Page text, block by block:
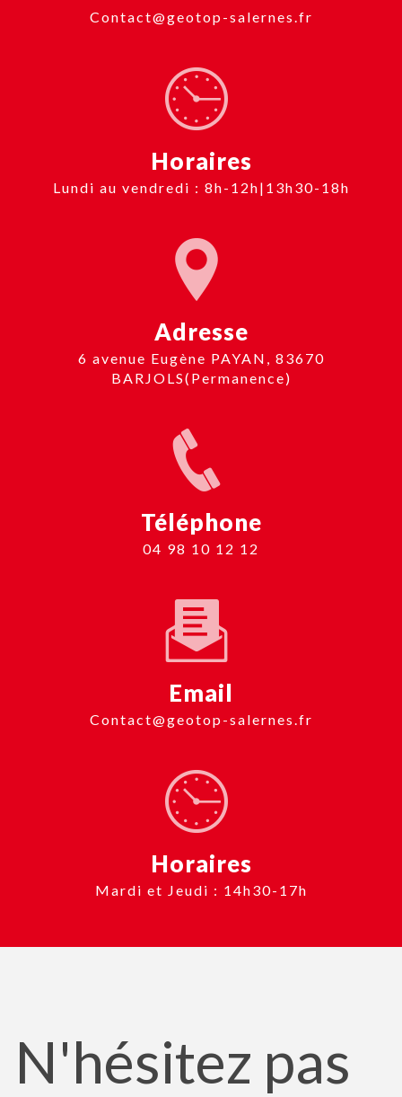
contact@geotop-salernes.fr
Horaires
Lundi au vendredi : 8h-12h|13h30-18h
Adresse
6 avenue Eugène PAYAN, 83670
BARJOLS(Permanence)
Téléphone
04 98 10 12 12
Email
contact@geotop-salernes.fr
Horaires
Mardi et Jeudi : 14h30-17h
N'hésitez pas